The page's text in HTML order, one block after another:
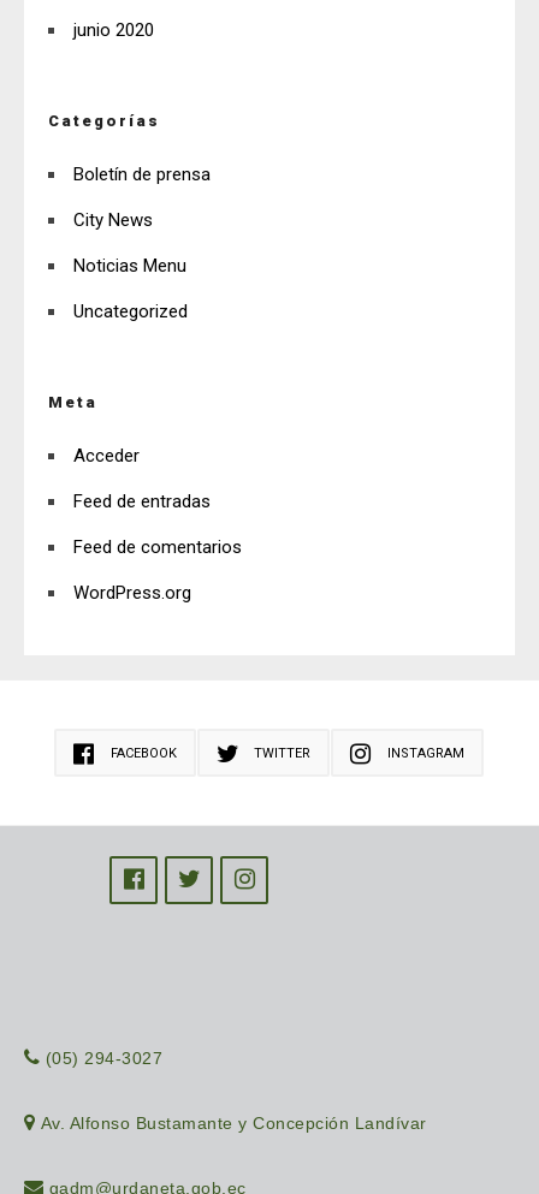
junio 2020
Categorías
Boletín de prensa
City News
Noticias Menu
Uncategorized
Meta
Acceder
Feed de entradas
Feed de comentarios
WordPress.org
FACEBOOK TWITTER INSTAGRAM
(05) 294-3027
Av. Alfonso Bustamante y Concepción Landívar
gadm@urdaneta.gob.ec